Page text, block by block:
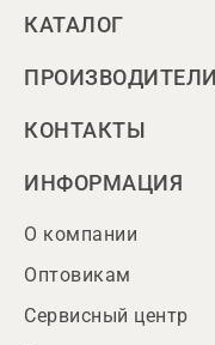
КАТАЛОГ
ПРОИЗВОДИТЕЛИ
КОНТАКТЫ
ИНФОРМАЦИЯ
О компании
Оптовикам
Сервисный центр